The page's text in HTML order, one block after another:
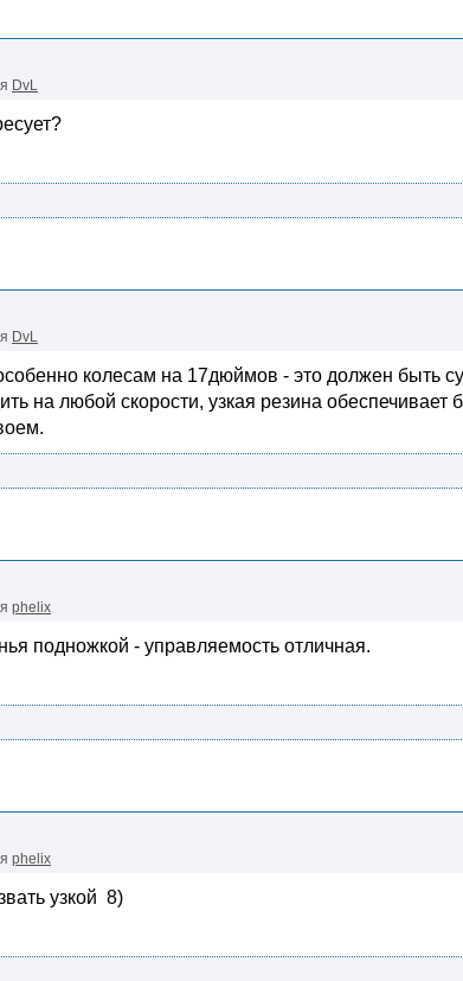
DvL
DvL
колесам на 17дюймов - это должен быть
на любой скорости, узкая резина
phelix
подножкой - управляемость отличная.
phelix
узкой 8)